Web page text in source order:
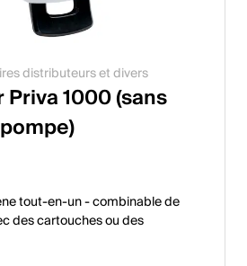
distributeurs et divers
1000 (sans
tout-en-un - combinable de
des cartouches ou des